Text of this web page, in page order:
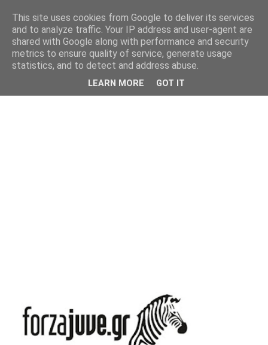
This site uses cookies from Google to deliver its services
and to analyze traffic. Your IP address and user-agent are
shared with Google along with performance and security
metrics to ensure quality of service, generate usage
statistics, and to detect and address abuse.
LEARN MORE GOT IT